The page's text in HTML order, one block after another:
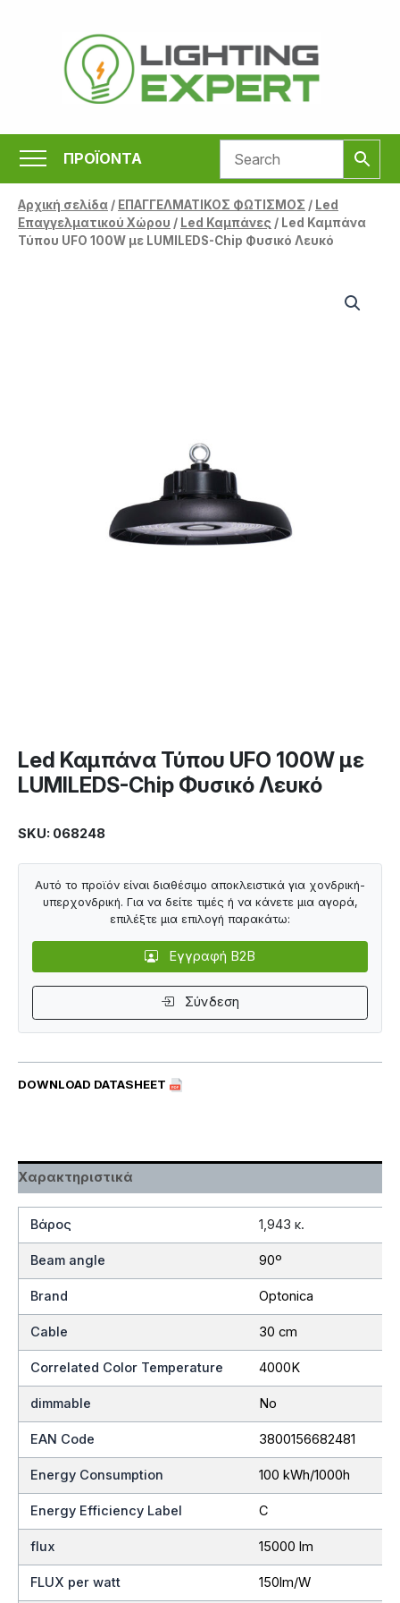
περιεχόμενο
ΠΡΟΪΟΝΤΑ
Αρχική σελίδα/ ΕΠΑΓΓΕΛΜΑΤΙΚΟΣ ΦΩΤΙΣΜΟΣ / Led
Επαγγελματικού Χώρου / Led Καμπάνες / Led Καμπάνα
Τύπου UFO 100W με LUMILEDS-Chip Φυσικό Λευκό
Led Καμπάνα Τύπου UFO 100W με
LUMILEDS-Chip Φυσικό Λευκό
SKU: 068248
DOWNLOAD DATASHEET
Αυτό το προϊόν είναι διαθέσιμο αποκλειστικά για χονδρική-
υπερχονδρική. Για να δείτε τιμές ή να κάνετε μια αγορά,
επιλέξτε μια επιλογή παρακάτω:
Εγγραφή B2B
Σύνδεση
Χαρακτηριστικά
Βάρος 1,943 κ.
Beam angle 90º
Brand Optonica
Cable 30 cm
Correlated Color Temperature 4000K
dimmable No
EAN Code 3800156682481
Energy Consumption 100 kWh/1000h
Energy Efficiency Label C
flux 15000 lm
FLUX per watt 150lm/W